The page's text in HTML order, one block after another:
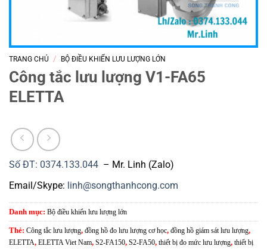
TRANG CHỦ / BỘ ĐIỀU KHIỂN LƯU LƯỢNG LỚN
Công tắc lưu lượng V1-FA65
ELETTA
Số ĐT: 0374.133.044 – Mr. Linh (Zalo)
Email/Skype: linh@songthanhcong.com
Danh mục: Bộ điều khiển lưu lượng lớn
Thẻ: Công tắc lưu lượng, đồng hồ đo lưu lượng cơ học, đồng hồ giám sát lưu lượng,
ELETTA, ELETTA Viet Nam, S2-FA150, S2-FA50, thiết bị đo mức lưu lượng, thiết bị